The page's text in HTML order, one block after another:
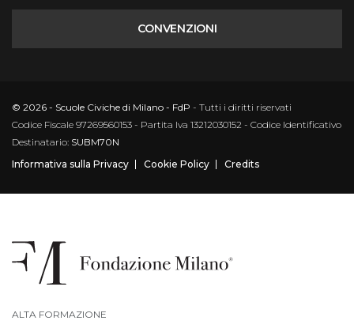
CONVENZIONI
© 2026 - Scuole Civiche di Milano - FdP - Tutti i diritti riservati
Codice Fiscale 97269560153 - Partita Iva 13212030152 - Codice Identificativo
Destinatario: SUBM70N
Informativa sulla Privacy
Cookie Policy Credits
ALTA FORMAZIONE